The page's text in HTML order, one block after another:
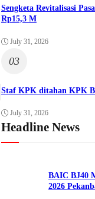
Sengketa Revitalisasi
Rp15,3 M
July 31, 2026
03
Staf KPK ditahan KPK
July 31, 2026
Headline News
BAIC BJ40
2026